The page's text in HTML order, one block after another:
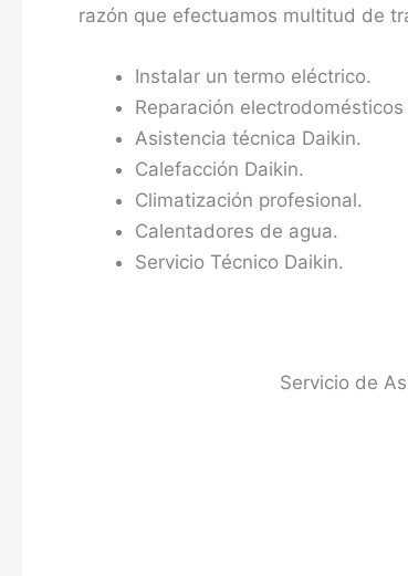
razón que efectuamos multitud de
Instalar un termo eléctrico.
Reparación electrodomésticos
Asistencia técnica Daikin.
Calefacción Daikin.
Climatización profesional.
Calentadores de agua.
Servicio Técnico Daikin.
Servicio de